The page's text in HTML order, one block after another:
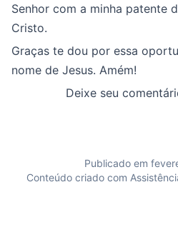
Senhor com a minha patente
Cristo.
Graças te dou por essa
nome de Jesus. Amém!
Deixe seu
Publicado em
Conteúdo criado com